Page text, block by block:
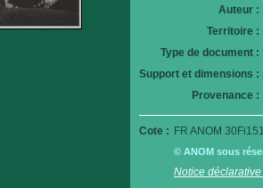
Auteur :
Territoire :
Type de document :
Support et dimensions :
Provenance :
Cote : FR ANOM
© ANOM sous
Notice